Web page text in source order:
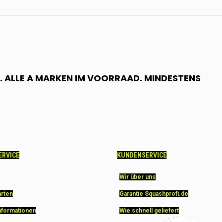
A MARKEN IM VOORRAAD. MINDESTENS
KUNDENSERVICE
Wir über uns
Garantie Squashprofi.de
Wie schnell geliefert